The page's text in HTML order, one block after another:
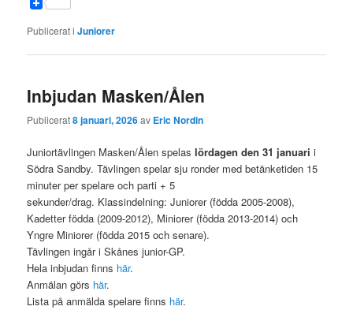
Publicerat i Juniorer
Inbjudan Masken/Ålen
Publicerat8 januari, 2026av Eric Nordin
Juniortävlingen Masken/Ålen spelaslördagen den 31 januari i
Södra Sandby. Tävlingen spelar sju ronder med betänketiden 15
minuter per spelare och parti + 5
sekunder/drag. Klassindelning: Juniorer (födda 2005-2008),
Kadetter födda (2009-2012), Miniorer (födda 2013-2014) och
Yngre Miniorer (födda 2015 och senare).
Tävlingen ingår i Skånes junior-GP.
Hela inbjudan finns här.
Anmälan görs här.
Lista på anmälda spelare finns här.